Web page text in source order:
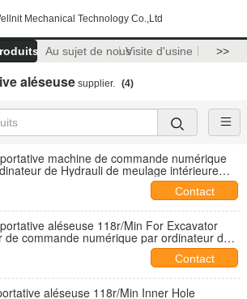
Mechanical Technology Co.,Ltd
Au sujet de nousVisite d'usine >>
aléseuse supplier. (4)
machine de commande numérique
de Hydrauli de meulage intérieure
de trou de machine de soudure
Contact
aléseuse 118r/Min For Excavator
de commande numérique par ordinateur de
Contact
aléseuse 118r/Min Inner Hole